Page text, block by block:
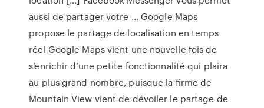
aussi de partager votre ... Google Maps
propose le partage de localisation en temps
réel Google Maps vient une nouvelle fois de
s’enrichir d’une petite fonctionnalité qui plaira
au plus grand nombre, puisque la firme de
Mountain View vient de dévoiler le partage de